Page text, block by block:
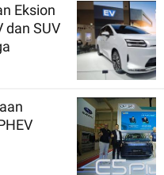
Eksion
dan SUV